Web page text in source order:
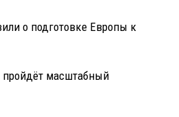
о подготовке Европы к
пройдёт масштабный